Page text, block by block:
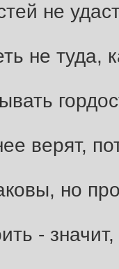
не
не туда,
верят,
но
-